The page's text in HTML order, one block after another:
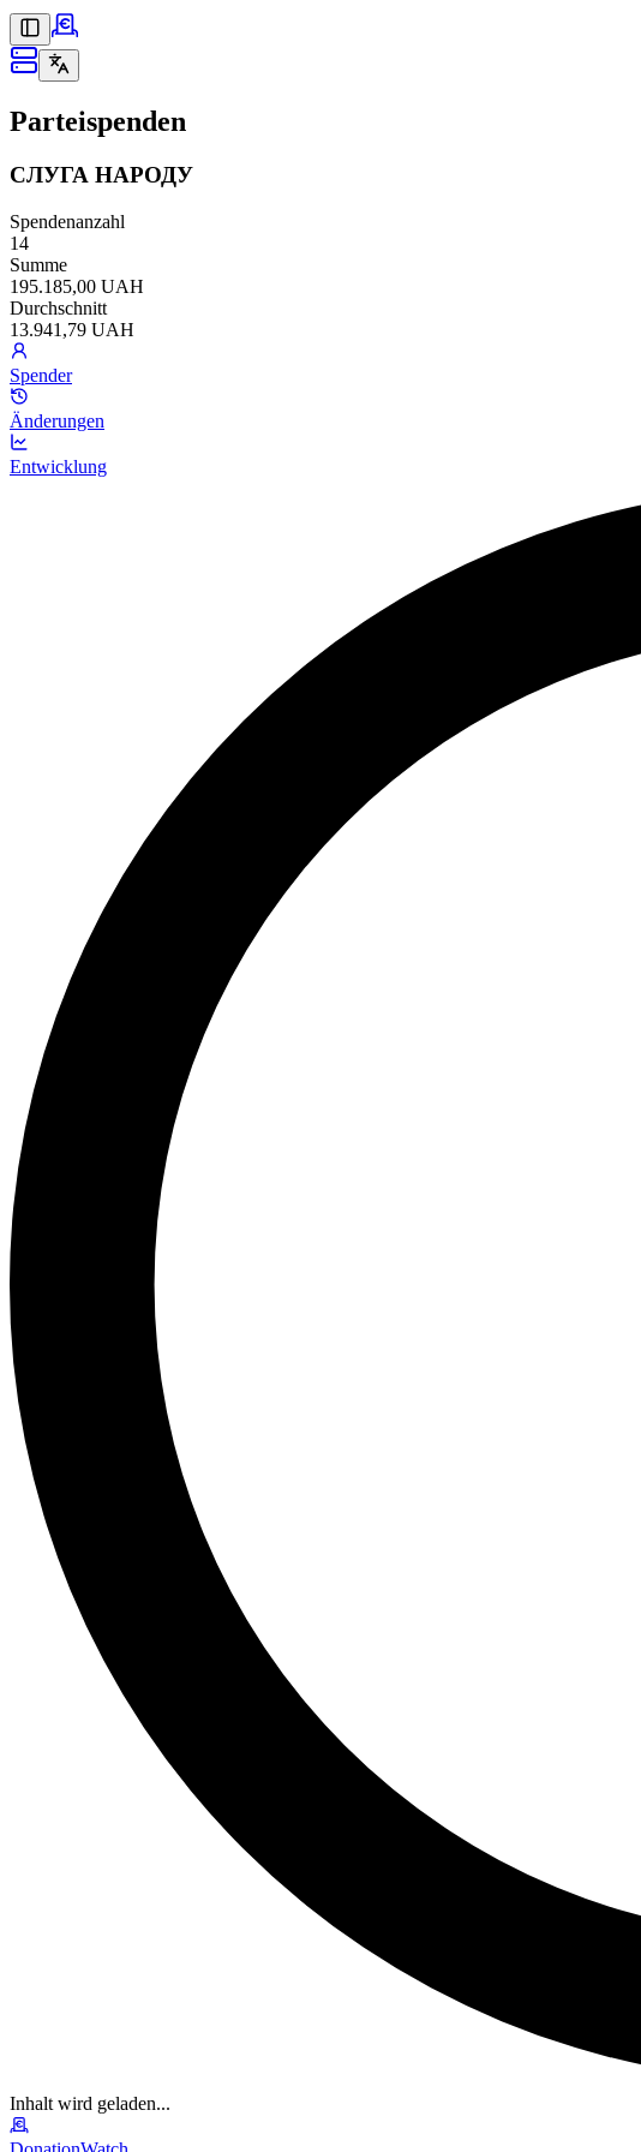
Parteispenden
СЛУГА НАРОДУ
Spendenanzahl
14
Summe
195.185,00 UAH
Durchschnitt
13.941,79 UAH
Spender
Änderungen
Entwicklung
Inhalt wird geladen...